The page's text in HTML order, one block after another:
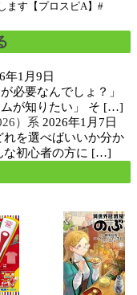
ます【プロスピA】#
年1月9日
必要なんでしょ？」
ムが知りたい」 そ […]
）系 2026年1月7日
を選べばいいか分か
な初心者の方に […]